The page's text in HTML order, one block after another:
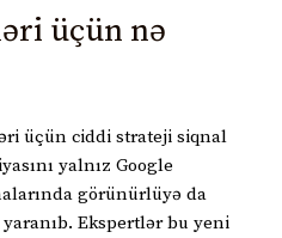
üçün nə
üçün ciddi strateji siqnal
yalnız Google
görünürlüyə da
Ekspertlər bu yeni